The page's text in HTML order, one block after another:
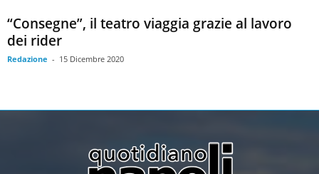
“Consegne”, il teatro viaggia grazie al lavoro
dei rider
Redazione - 15 Dicembre 2020